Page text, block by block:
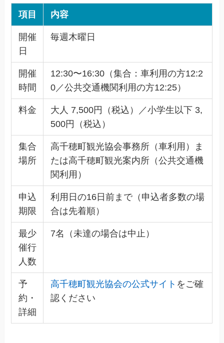
項目 内容
開催
日
毎週木曜日
開催
時間
12:30〜16:30（集合：車利用の方12:2
0／公共交通機関利用の方12:25）
料金
大人 7,500円（税込）／小学生以下 3,
500円（税込）
集合
場所
高千穂町観光協会事務所（車利用）ま
たは高千穂町観光案内所（公共交通機
関利用）
申込
期限
利用日の16日前まで（申込者多数の場
合は先着順）
最少
催行
人数
7名（未達の場合は中止）
予
約・
詳細
高千穂町観光協会の公式サイト をご確
認ください